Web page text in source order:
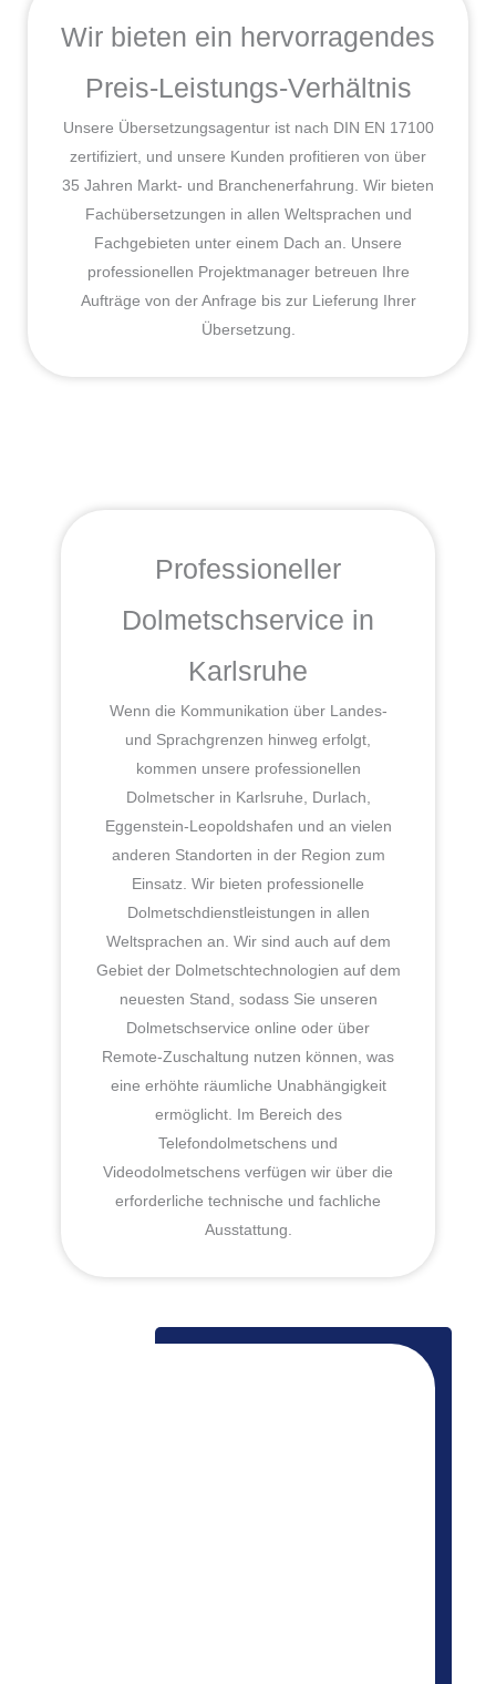
Wir bieten ein hervorragendes
Preis-Leistungs-Verhältnis
Unsere Übersetzungsagentur ist nach DIN EN 17100
zertifiziert, und unsere Kunden profitieren von über
35 Jahren Markt- und Branchenerfahrung. Wir bieten
Fachübersetzungen in allen Weltsprachen und
Fachgebieten unter einem Dach an. Unsere
professionellen Projektmanager betreuen Ihre
Aufträge von der Anfrage bis zur Lieferung Ihrer
Übersetzung.
Professioneller
Dolmetschservice in
Karlsruhe
Wenn die Kommunikation über Landes-
und Sprachgrenzen hinweg erfolgt,
kommen unsere professionellen
Dolmetscher in Karlsruhe, Durlach,
Eggenstein-Leopoldshafen und an vielen
anderen Standorten in der Region zum
Einsatz. Wir bieten professionelle
Dolmetschdienstleistungen in allen
Weltsprachen an. Wir sind auch auf dem
Gebiet der Dolmetschtechnologien auf dem
neuesten Stand, sodass Sie unseren
Dolmetschservice online oder über
Remote-Zuschaltung nutzen können, was
eine erhöhte räumliche Unabhängigkeit
ermöglicht. Im Bereich des
Telefondolmetschens und
Videodolmetschens verfügen wir über die
erforderliche technische und fachliche
Ausstattung.